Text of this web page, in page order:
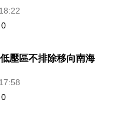
0
壓區不排除移向南海
0